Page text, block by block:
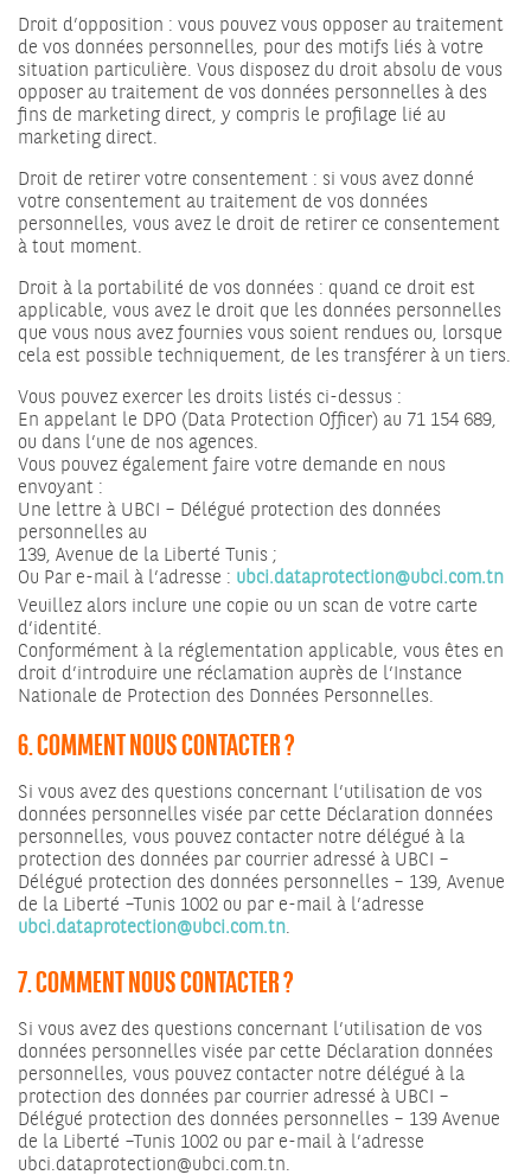
Droit d’opposition : vous pouvez vous opposer au traitement
de vos données personnelles, pour des motifs liés à votre
situation particulière. Vous disposez du droit absolu de vous
opposer au traitement de vos données personnelles à des
fins de marketing direct, y compris le profilage lié au
marketing direct.
Droit de retirer votre consentement : si vous avez donné
votre consentement au traitement de vos données
personnelles, vous avez le droit de retirer ce consentement
à tout moment.
Droit à la portabilité de vos données : quand ce droit est
applicable, vous avez le droit que les données personnelles
que vous nous avez fournies vous soient rendues ou, lorsque
cela est possible techniquement, de les transférer à un tiers.
Vous pouvez exercer les droits listés ci-dessus :
En appelant le DPO (Data Protection Officer) au 71 154 689,
ou dans l’une de nos agences.
Vous pouvez également faire votre demande en nous
envoyant :
Une lettre à UBCI – Délégué protection des données
personnelles au
139, Avenue de la Liberté Tunis ;
Ou Par e-mail à l’adresse : ubci.dataprotection@ubci.com.tn
Veuillez alors inclure une copie ou un scan de votre carte
d’identité.
Conformément à la réglementation applicable, vous êtes en
droit d’introduire une réclamation auprès de l’Instance
Nationale de Protection des Données Personnelles.
6. COMMENT NOUS CONTACTER ?
Si vous avez des questions concernant l’utilisation de vos
données personnelles visée par cette Déclaration données
personnelles, vous pouvez contacter notre délégué à la
protection des données par courrier adressé à UBCI –
Délégué protection des données personnelles – 139, Avenue
de la Liberté –Tunis 1002 ou par e-mail à l’adresse
ubci.dataprotection@ubci.com.tn.
7. COMMENT NOUS CONTACTER ?
Si vous avez des questions concernant l’utilisation de vos
données personnelles visée par cette Déclaration données
personnelles, vous pouvez contacter notre délégué à la
protection des données par courrier adressé à UBCI –
Délégué protection des données personnelles – 139 Avenue
de la Liberté –Tunis 1002 ou par e-mail à l’adresse
ubci.dataprotection@ubci.com.tn.